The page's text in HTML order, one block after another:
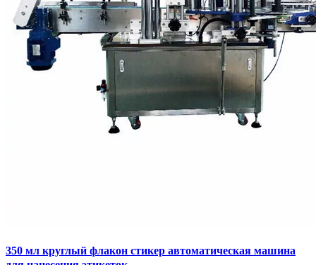
350 мл круглый флакон стикер автоматическая машина